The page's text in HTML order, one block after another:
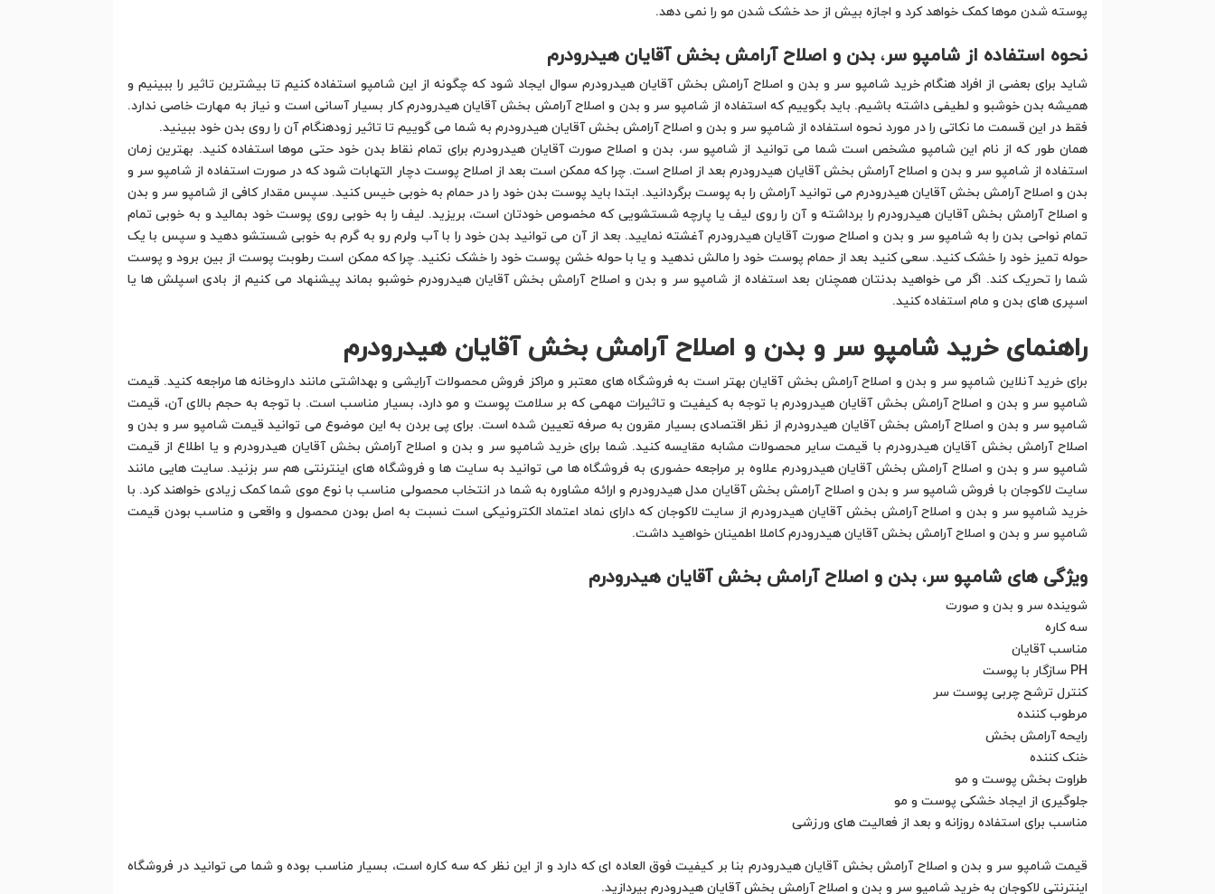
پوسته شدن موها کمک خواهد کرد و اجازه بیش از حد خشک شدن مو را نمی دهد.
نحوه استفاده از شامپو سر،بدن و اصلاح آرامش بخش آقایان هیدرودرم
شاید برای بعضی از افراد هنگام خرید شامپو سر و بدن و اصلاح آرامش بخش آقایان هیدرودرم سوال ایجاد شود که چگونه از این شامپو استفاده کنیم تا بیشترین تاثیر را ببینیم و
همیشه بدن خوشبو و لطیفی داشته باشیم. باید بگوییم که استفاده از شامپو سر و بدن و اصلاح آرامش بخش آقایان هیدرودرم کار بسیار آسانی است و نیاز به مهارت خاصی ندارد.
فقط در این قسمت ما نکاتی را در مورد نحوه استفاده از شامپو سر و بدن و اصلاح آرامش بخش آقایان هیدرودرم به شما می گوییم تا تاثیر زودهنگام آن را روی بدن خود ببینید.
همان طور که از نام این شامپو مشخص است شما می توانید از شامپو سر، بدن و اصلاح صورت آقایان هیدرودرم برای تمام نقاط بدن خود حتی موها استفاده کنید. بهترین زمان
استفاده از شامپو سر و بدن و اصلاح آرامش بخش آقایان هیدرودرم بعد از اصلاح است. چرا که ممکن است بعد از اصلاح پوست دچار التهابات شود که در صورت استفاده از شامپو سر و
بدن و اصلاح آرامش بخش آقایان هیدرودرم می توانید آرامش را به پوست برگردانید. ابتدا باید پوست بدن خود را در حمام به خوبی خیس کنید. سپس مقدار کافی از شامپو سر و بدن
و اصلاح آرامش بخش آقایان هیدرودرم را برداشته و آن را روی لیف یا پارچه شستشویی که مخصوص خودتان است، بریزید. لیف را به خوبی روی پوست خود بمالید و به خوبی تمام
تمام نواحی بدن را به شامپو سر و بدن و اصلاح صورت آقایان هیدرودرم آغشته نمایید. بعد از آن می توانید بدن خود را با آب ولرم رو به گرم به خوبی شستشو دهید و سپس با یک
حوله تمیز خود را خشک کنید. سعی کنید بعد از حمام پوست خود را مالش ندهید و یا با حوله خشن پوست خود را خشک نکنید. چرا که ممکن است رطوبت پوست از بین برود و پوست
شما را تحریک کند. اگر می خواهید بدنتان همچنان بعد استفاده از شامپو سر و بدن و اصلاح آرامش بخش آقایان هیدرودرم خوشبو بماند پیشنهاد می کنیم از بادی اسپلش ها یا
اسپری های بدن و مام استفاده کنید.
راهنمای خرید شامپو سر و بدن و اصلاح آرامش بخش آقایان هیدرودرم
برای خرید آنلاین شامپو سر و بدن و اصلاح آرامش بخش آقایان بهتر است به فروشگاه های معتبر و مراکز فروش محصولات آرایشی و بهداشتی مانند داروخانه ها مراجعه کنید. قیمت
شامپو سر و بدن و اصلاح آرامش بخش آقایان هیدرودرم با توجه به کیفیت و تاثیرات مهمی که بر سلامت پوست و مو دارد، بسیار مناسب است. با توجه به حجم بالای آن، قیمت
شامپو سر و بدن و اصلاح آرامش بخش آقایان هیدرودرم از نظر اقتصادی بسیار مقرون به صرفه تعیین شده است. برای پی بردن به این موضوع می توانید قیمت شامپو سر و بدن و
اصلاح آرامش بخش آقایان هیدرودرم با قیمت سایر محصولات مشابه مقایسه کنید. شما برای خرید شامپو سر و بدن و اصلاح آرامش بخش آقایان هیدرودرم و یا اطلاع از قیمت
شامپو سر و بدن و اصلاح آرامش بخش آقایان هیدرودرم علاوه بر مراجعه حضوری به فروشگاه ها می توانید به سایت ها و فروشگاه های اینترنتی هم سر بزنید. سایت هایی مانند
سایت لاکوجان با فروش شامپو سر و بدن و اصلاح آرامش بخش آقایان مدل هیدرودرم و ارائه مشاوره به شما در انتخاب محصولی مناسب با نوع موی شما کمک زیادی خواهند کرد. با
خرید شامپو سر و بدن و اصلاح آرامش بخش آقایان هیدرودرم از سایت لاکوجان که دارای نماد اعتماد الکترونیکی است نسبت به اصل بودن محصول و واقعی و مناسب بودن قیمت
شامپو سر و بدن و اصلاح آرامش بخش آقایان هیدرودرم کاملا اطمینان خواهید داشت.
ویژگی های شامپو سر،بدن و اصلاح آرامش بخش آقایان هیدرودرم
شوینده سر و بدن و صورت
سه کاره
مناسب آقایان
PH سازگار با پوست
کنترل ترشح چربی پوست سر
مرطوب کننده
رایحه آرامش بخش
خنک کننده
طراوت بخش پوست و مو
جلوگیری از ایجاد خشکی پوست و مو
مناسب برای استفاده روزانه و بعد از فعالیت های ورزشی
قیمت شامپو سر و بدن و اصلاح آرامش بخش آقایان هیدرودرم بنا بر کیفیت فوق العاده ای که دارد و از این نظر که سه کاره است، بسیار مناسب بوده و شما می توانید در فروشگاه
اینترنتی لاکوجان به خرید شامپو سر و بدن و اصلاح آرامش بخش آقایان هیدرودرم بپردازید.